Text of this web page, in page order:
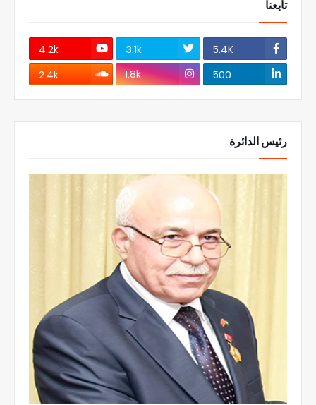
تابعنا
5.4K
3.1k
4.2k
500
1.8k
2.4k
رئيس الدائرة